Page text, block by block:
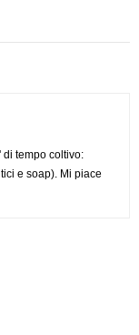
di tempo coltivo:
e soap). Mi piace